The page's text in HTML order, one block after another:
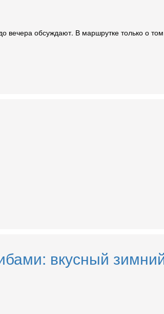
вечера обсуждают. В маршрутке только о
вкусный